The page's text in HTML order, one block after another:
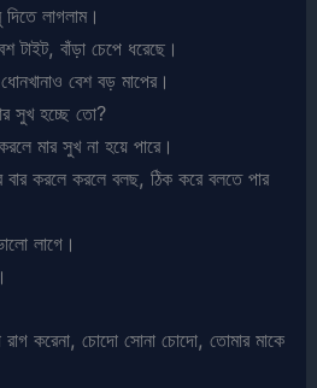
লাগলাম।
টাইট, বাঁড়া চেপে ধরেছে।
বেশ বড় মাপের।
সুখ হচ্ছে তো?
মার সুখ না হয়ে পারে।
বার করলে করলে বলছ, ঠিক করে বলতে পার
লাগে।
করেনা, চোদো সোনা চোদো, তোমার মাকে